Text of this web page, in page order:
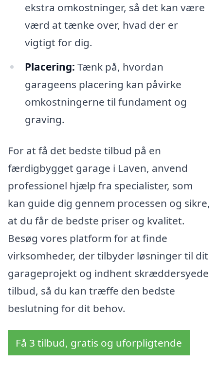
ekstra omkostninger, så det kan være
værd at tænke over, hvad der er
vigtigt for dig.
Placering: Tænk på, hvordan
garageens placering kan påvirke
omkostningerne til fundament og
graving.
For at få det bedste tilbud på en
færdigbygget garage i Laven, anvend
professionel hjælp fra specialister, som
kan guide dig gennem processen og sikre,
at du får de bedste priser og kvalitet.
Besøg vores platform for at finde
virksomheder, der tilbyder løsninger til dit
garageprojekt og indhent skræddersyede
tilbud, så du kan træffe den bedste
beslutning for dit behov.
Få 3 tilbud, gratis og uforpligtende